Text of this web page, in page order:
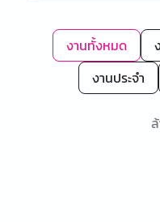
งานทั้งหมด
งานประจำ